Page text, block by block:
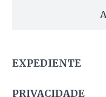
EXPEDIENTE
PRIVACIDADE